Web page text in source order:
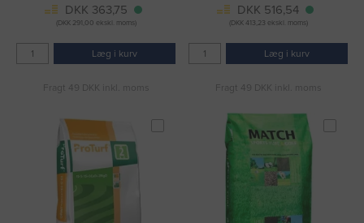
DKK 363,75
(DKK 291,00 ekskl. moms)
Læg i kurv
Fragt 49 DKK inkl. moms
DKK 516,54
(DKK 413,23 ekskl. moms)
Læg i kurv
Fragt 49 DKK inkl. moms